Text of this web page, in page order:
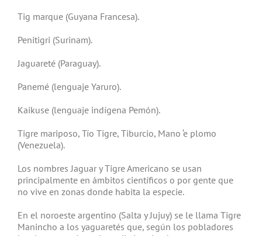
Tig marque (Guyana Francesa).
Penitigri (Surinam).
Jaguareté (Paraguay).
Panemé (lenguaje Yaruro).
Kaikuse (lenguaje indígena Pemón).
Tigre mariposo, Tío Tigre, Tiburcio, Mano ‘e plomo
(Venezuela).
Los nombres Jaguar y Tigre Americano se usan
principalmente en ámbitos científicos o por gente que
no vive en zonas donde habita la especie.
En el noroeste argentino (Salta y Jujuy) se le llama Tigre
Manincho a los yaguaretés que, según los pobladores